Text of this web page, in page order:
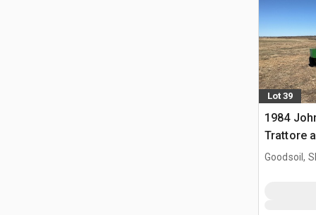
Lot 39
1984
Trattore
Goodsoil,